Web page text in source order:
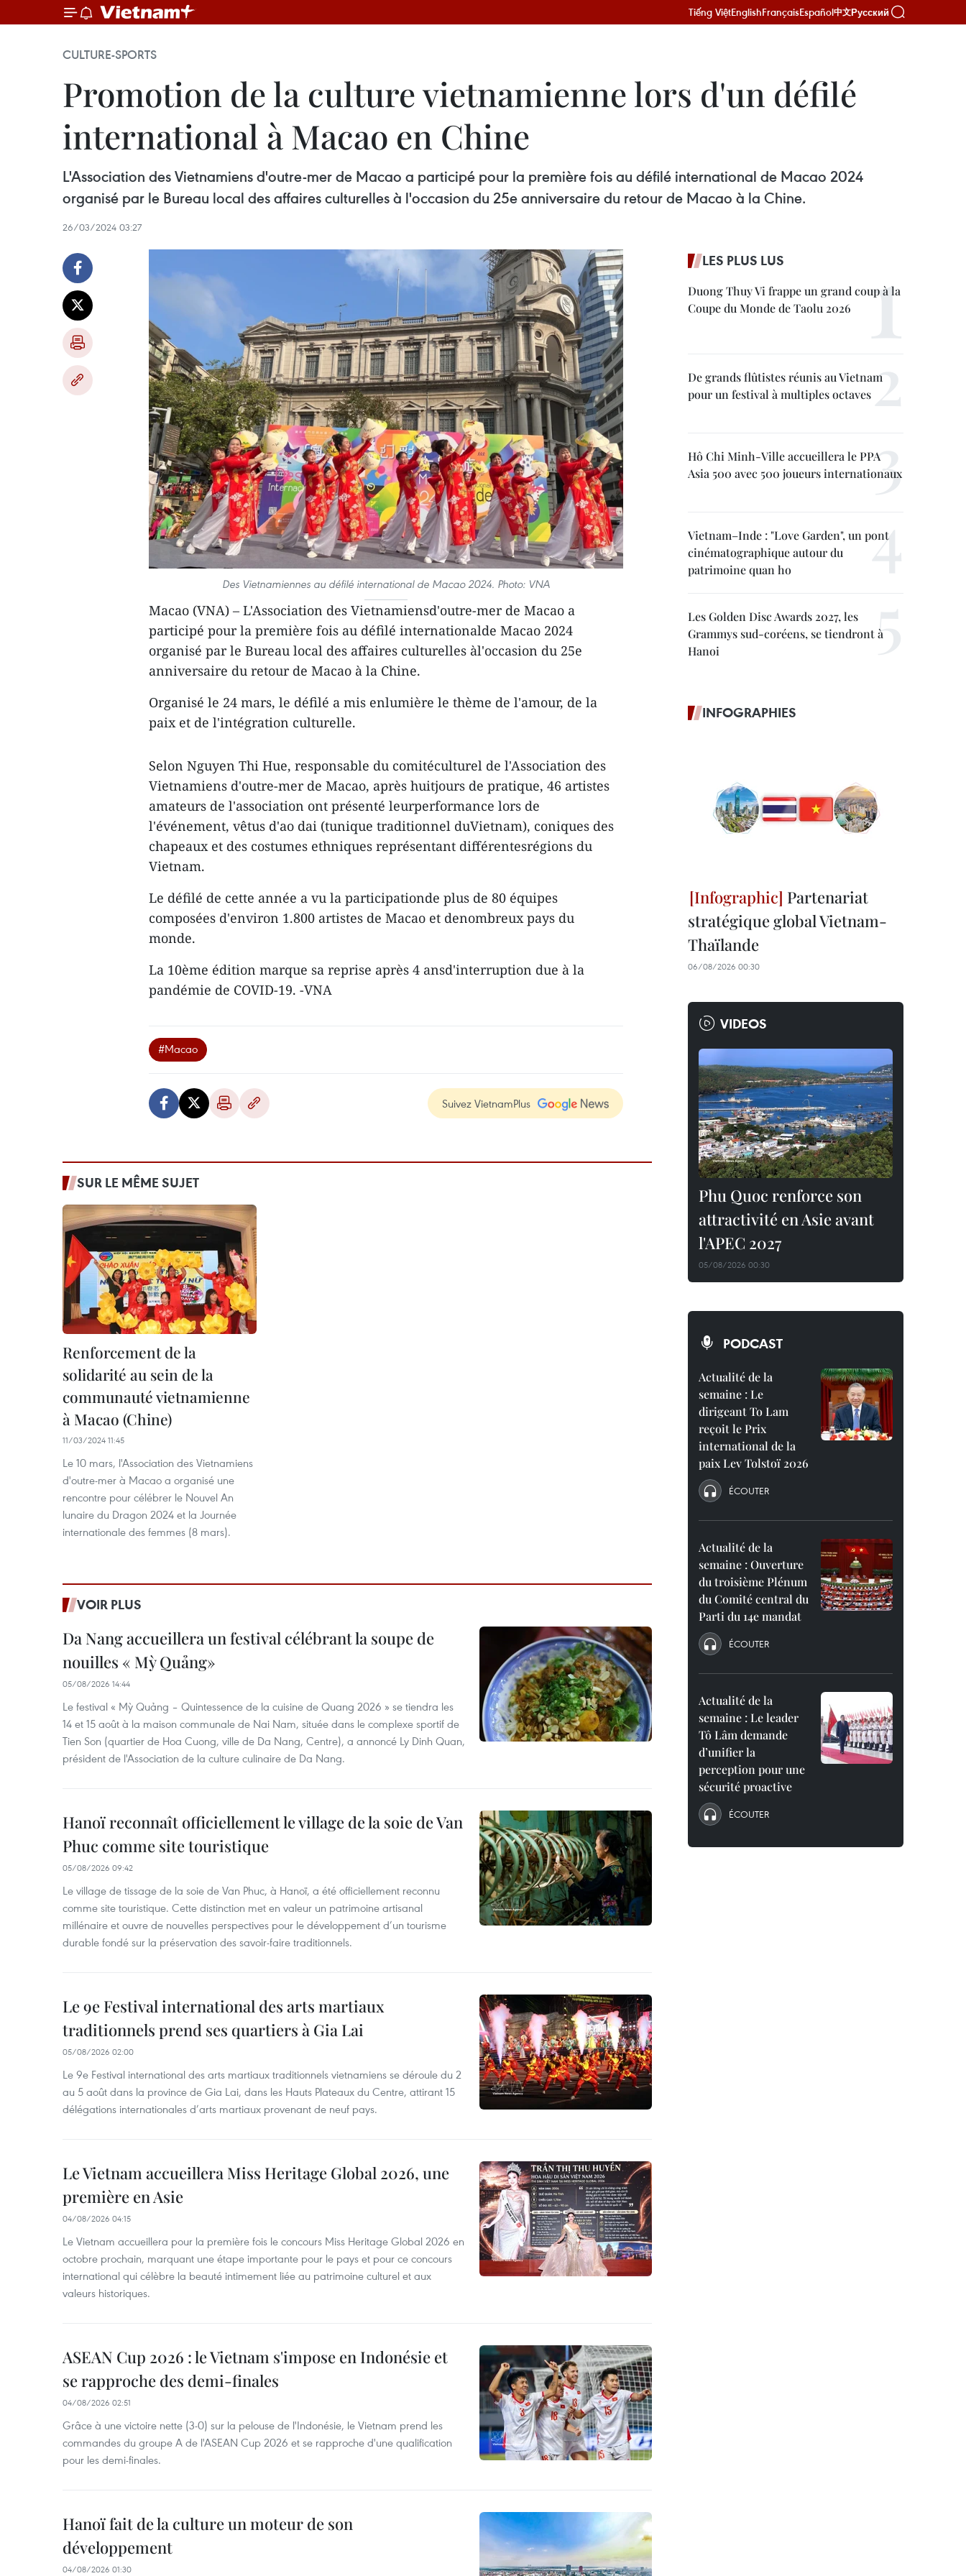
Tiếng ViệtEnglishFrançaisEspañol中文Русский
CULTURE-SPORTS
Promotion de la culture vietnamienne lors d'un défilé
international à Macao en Chine
L'Association des Vietnamiens d'outre-mer de Macao a participé pour la première fois au défilé international de Macao 2024
organisé par le Bureau local des affaires culturelles à l'occasion du 25e anniversaire du retour de Macao à la Chine.
26/03/2024 03:27
Des Vietnamiennes au défilé international de Macao 2024. Photo: VNA
Macao (VNA) – L'Association des Vietnamiensd'outre-mer de Macao a
participé pour la première fois au défilé internationalde Macao 2024
organisé par le Bureau local des affaires culturelles àl'occasion du 25e
anniversaire du retour de Macao à la Chine.
Organisé le 24 mars, le défilé a mis enlumière le thème de l'amour, de la
paix et de l'intégration culturelle.
Selon Nguyen Thi Hue, responsable du comitéculturel de l'Association des
Vietnamiens d'outre-mer de Macao, après huitjours de pratique, 46 artistes
amateurs de l'association ont présenté leurperformance lors de
l'événement, vêtus d'ao dai (tunique traditionnel duVietnam), coniques des
chapeaux et des costumes ethniques représentant différentesrégions du
Vietnam.
Le défilé de cette année a vu la participationde plus de 80 équipes
composées d'environ 1.800 artistes de Macao et denombreux pays du
monde.
La 10ème édition marque sa reprise après 4 ansd'interruption due à la
pandémie de COVID-19. -VNA
#Macao
Suivez VietnamPlus
SUR LE MÊME SUJET
Renforcement de la
solidarité au sein de la
communauté vietnamienne
à Macao (Chine)
11/03/2024 11:45
Le 10 mars, l'Association des Vietnamiens
d'outre-mer à Macao a organisé une
rencontre pour célébrer le Nouvel An
lunaire du Dragon 2024 et la Journée
internationale des femmes (8 mars).
VOIR PLUS
Da Nang accueillera un festival célébrant la soupe de
nouilles « Mỳ Quảng»
05/08/2026 14:44
Le festival « Mỳ Quảng – Quintessence de la cuisine de Quang 2026 » se tiendra les
14 et 15 août à la maison communale de Nai Nam, située dans le complexe sportif de
Tien Son (quartier de Hoa Cuong, ville de Da Nang, Centre), a annoncé Ly Dinh Quan,
président de l'Association de la culture culinaire de Da Nang.
Hanoï reconnaît officiellement le village de la soie de Van
Phuc comme site touristique
05/08/2026 09:42
Le village de tissage de la soie de Van Phuc, à Hanoï, a été officiellement reconnu
comme site touristique. Cette distinction met en valeur un patrimoine artisanal
millénaire et ouvre de nouvelles perspectives pour le développement d’un tourisme
durable fondé sur la préservation des savoir-faire traditionnels.
Le 9e Festival international des arts martiaux
traditionnels prend ses quartiers à Gia Lai
05/08/2026 02:00
Le 9e Festival international des arts martiaux traditionnels vietnamiens se déroule du 2
au 5 août dans la province de Gia Lai, dans les Hauts Plateaux du Centre, attirant 15
délégations internationales d’arts martiaux provenant de neuf pays.
Le Vietnam accueillera Miss Heritage Global 2026, une
première en Asie
04/08/2026 04:15
Le Vietnam accueillera pour la première fois le concours Miss Heritage Global 2026 en
octobre prochain, marquant une étape importante pour le pays et pour ce concours
international qui célèbre la beauté intimement liée au patrimoine culturel et aux
valeurs historiques.
ASEAN Cup 2026 : le Vietnam s'impose en Indonésie et
se rapproche des demi-finales
04/08/2026 02:51
Grâce à une victoire nette (3-0) sur la pelouse de l'Indonésie, le Vietnam prend les
commandes du groupe A de l'ASEAN Cup 2026 et se rapproche d'une qualification
pour les demi-finales.
Hanoï fait de la culture un moteur de son
développement
04/08/2026 01:30
LES PLUS LUS
Duong Thuy Vi frappe un grand coup à la
Coupe du Monde de Taolu 2026
De grands flûtistes réunis au Vietnam
pour un festival à multiples octaves
Hô Chi Minh-Ville accueillera le PPA
Asia 500 avec 500 joueurs internationaux
Vietnam–Inde : "Love Garden", un pont
cinématographique autour du
patrimoine quan ho
Les Golden Disc Awards 2027, les
Grammys sud-coréens, se tiendront à
Hanoi
INFOGRAPHIES
Partenariat
stratégique global Vietnam-
Thaïlande
06/08/2026 00:30
VIDEOS
Phu Quoc renforce son
attractivité en Asie avant
l'APEC 2027
05/08/2026 00:30
PODCAST
Actualité de la
semaine : Le
dirigeant To Lam
reçoit le Prix
international de la
paix Lev Tolstoï 2026
ÉCOUTER
Actualité de la
semaine : Ouverture
du troisième Plénum
du Comité central du
Parti du 14e mandat
ÉCOUTER
Actualité de la
semaine : Le leader
Tô Lâm demande
d’unifier la
perception pour une
sécurité proactive
ÉCOUTER